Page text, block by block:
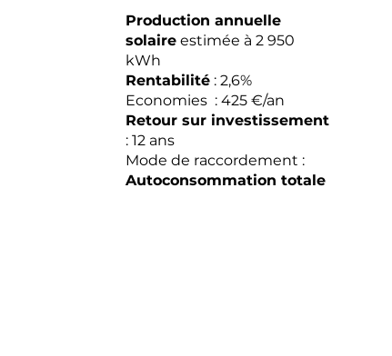
Production annuelle
solaire estimée à 2 950
kWh
Rentabilité : 2,6%
Economies : 425 €/an
Retour sur investissement
: 12 ans
Mode de raccordement :
Autoconsommation totale